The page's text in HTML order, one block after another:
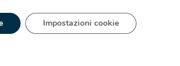
(VA) 018393
Impostazioni cookie